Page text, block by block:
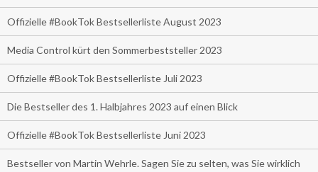
Offizielle #BookTok Bestsellerliste August 2023
Media Control kürt den Sommerbeststeller 2023
Offizielle #BookTok Bestsellerliste Juli 2023
Die Bestseller des 1. Halbjahres 2023 auf einen Blick
Offizielle #BookTok Bestsellerliste Juni 2023
Bestseller von Martin Wehrle. Sagen Sie zu selten, was Sie wirklich